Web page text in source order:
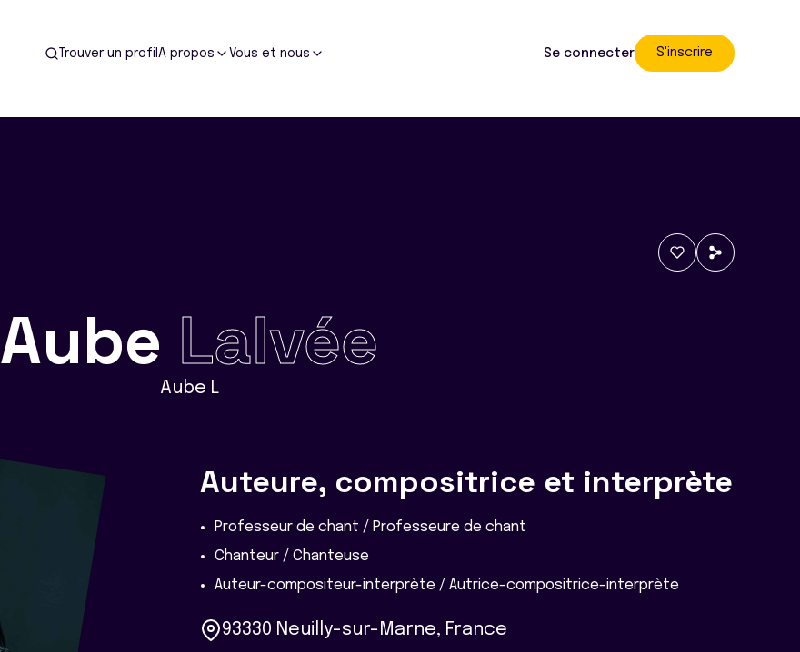
Trouver un profil A propos Vous et nous Se connecter S'inscrire
Aube Lalvée
Aube L
Auteure, compositrice et interprète
Professeur de chant / Professeure de chant
Chanteur / Chanteuse
Auteur-compositeur-interprète / Autrice-compositrice-interprète
93330 Neuilly-sur-Marne, France